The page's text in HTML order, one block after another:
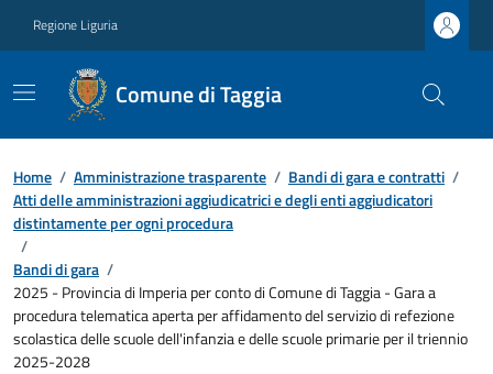
Regione Liguria
Comune di Taggia
Home / Amministrazione trasparente / Bandi di gara e contratti /
Atti delle amministrazioni aggiudicatrici e degli enti aggiudicatori
distintamente per ogni procedura
/
Bandi di gara /
2025 - Provincia di Imperia per conto di Comune di Taggia - Gara a
procedura telematica aperta per affidamento del servizio di refezione
scolastica delle scuole dell'infanzia e delle scuole primarie per il triennio
2025-2028